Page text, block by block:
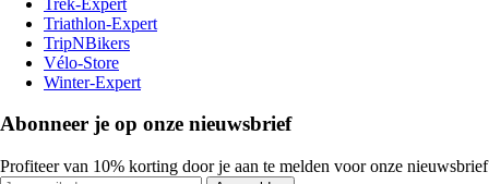
Triathlon-Expert
TripNBikers
Vélo-Store
Winter-Expert
Abonneer je op onze nieuwsbrief
Profiteer van 10% korting door je aan te melden voor onze nieuwsbrief